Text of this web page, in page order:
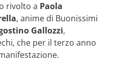
rivolto a Paola
, anime di Buonissimi
Gallozzi,
che per il terzo anno